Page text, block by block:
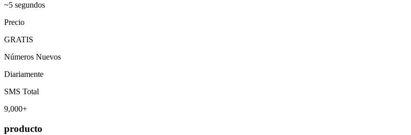
~5 segundos
Precio
GRATIS
Números Nuevos
Diariamente
SMS Total
9,000+
producto